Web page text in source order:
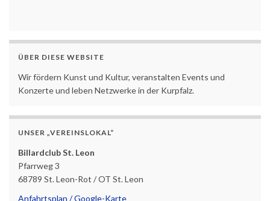
ÜBER DIESE WEBSITE
Wir fördern Kunst und Kultur, veranstalten Events und
Konzerte und leben Netzwerke in der Kurpfalz.
UNSER „VEREINSLOKAL“
Billardclub St. Leon
Pfarrweg 3
68789 St. Leon-Rot / OT St. Leon
Anfahrtsplan / Google-Karte